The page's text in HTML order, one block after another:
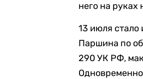
него на руках
13 июля
Паршина по
290 УК РФ,